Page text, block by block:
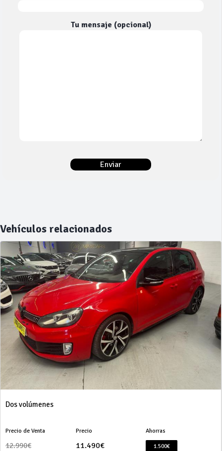
Tu mensaje (opcional)
Vehículos relacionados
Dos volúmenes
Precio de Venta
12.990€
Precio
11.490€
Ahorras
1.500€